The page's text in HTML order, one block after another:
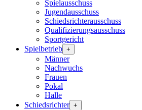
Spielausschuss
Jugendausschuss
Schiedsrichterausschuss
Qualifizierungsausschuss
Sportgericht
Spielbetrieb +
Männer
Nachwuchs
Frauen
Pokal
Halle
Schiedsrichter +